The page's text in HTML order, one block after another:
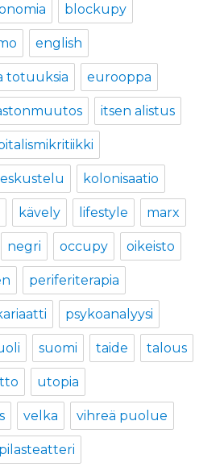
blockupy
english
totuuksia eurooppa
itsen alistus
kolonisaatio
kävely lifestyle marx
negri occupy oikeisto
periferiterapia
psykoanalyysi
suomi taide talous
utopia
velka vihreä puolue